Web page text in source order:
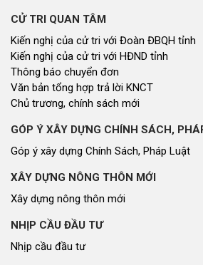
CỬ TRI QUAN TÂM
Kiến nghị của cử tri với Đoàn ĐBQH tỉnh
Kiến nghị của cử tri với HĐND tỉnh
Thông báo chuyển đơn
Văn bản tổng hợp trả lời KNCT
Chủ trương, chính sách mới
GÓP Ý XÂY DỰNG CHÍNH SÁCH,
Góp ý xây dựng Chính Sách, Pháp Luật
XÂY DỰNG NÔNG THÔN MỚI
Xây dựng nông thôn mới
NHỊP CẦU ĐẦU TƯ
Nhịp cầu đầu tư